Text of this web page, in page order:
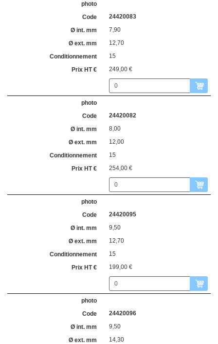
24420083
7,90
12,70
15
249,00 €
24420082
8,00
12,00
15
254,00 €
24420095
9,50
12,70
15
199,00 €
24420096
9,50
14,30